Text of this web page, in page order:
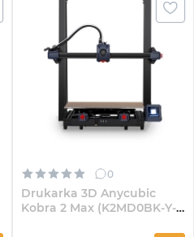
0
Drukarka 3D Anycubic
Kobra 2 Max (K2MD0BK-Y-